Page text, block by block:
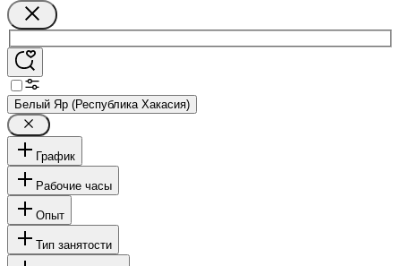
Белый Яр (Республика Хакасия)
График
Рабочие часы
Опыт
Тип занятости